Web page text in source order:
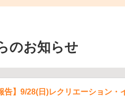
のお知らせ
告】9/28(日)レクリエーション